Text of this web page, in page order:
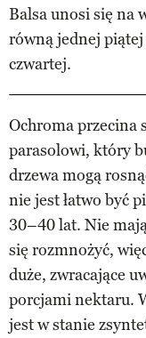
Balsa unosi się na
równą jednej
czwartej.
Ochroma przecina
parasolowi, który
drzewa mogą
nie jest łatwo być
30–40 lat. Nie
się rozmnożyć,
duże, zwracające
porcjami nektaru.
jest w stanie